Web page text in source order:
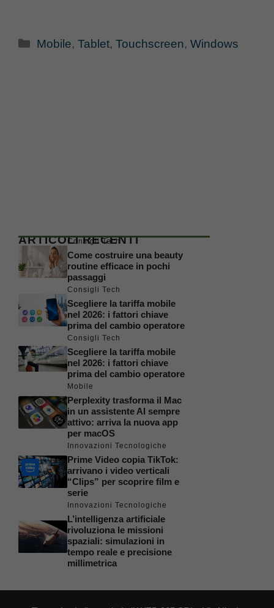
Categorie
Mobile,Tablet,Touchscreen,Windows
ARTICOLI RECENTI
Consigli Tech
Come costruire una beauty
routine efficace in pochi
passaggi
Consigli Tech
Scegliere la tariffa mobile
nel 2026: i fattori chiave
prima del cambio operatore
Consigli Tech
Scegliere la tariffa mobile
nel 2026: i fattori chiave
prima del cambio operatore
Mobile
Perplexity trasforma il Mac
in un assistente AI sempre
attivo: arriva la nuova app
per macOS
Innovazioni Tecnologiche
Prime Video copia TikTok:
arrivano i video verticali
“Clips” per scoprire film e
serie
Innovazioni Tecnologiche
L’intelligenza artificiale
rivoluziona le missioni
spaziali: simulazioni in
tempo reale e precisione
millimetrica